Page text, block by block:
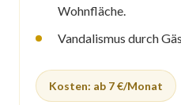
Wohnfläche.
Vandalismus durch
Kosten: ab 7 €/Monat